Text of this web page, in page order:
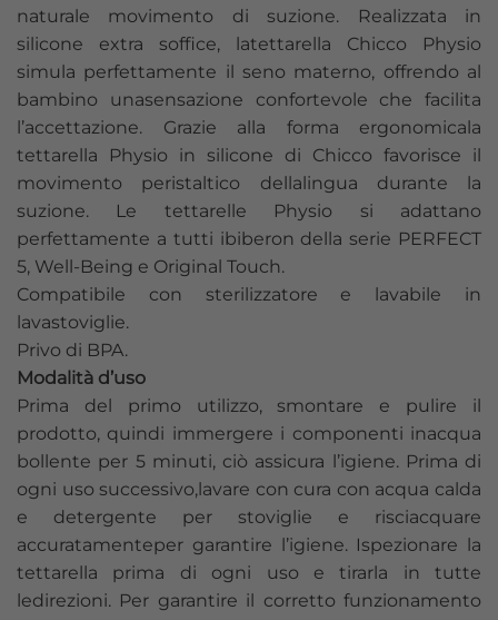
naturale movimento di suzione. Realizzata in
silicone extra soffice, latettarella Chicco Physio
simula perfettamente il seno materno, offrendo al
bambino unasensazione confortevole che facilita
l’accettazione. Grazie alla forma ergonomicala
tettarella Physio in silicone di Chicco favorisce il
movimento peristaltico dellalingua durante la
suzione. Le tettarelle Physio si adattano
perfettamente a tutti ibiberon della serie PERFECT
5, Well-Being e Original Touch.
Compatibile con sterilizzatore e lavabile in
lavastoviglie.
Privo di BPA.
Modalità d’uso
Prima del primo utilizzo, smontare e pulire il
prodotto, quindi immergere i componenti inacqua
bollente per 5 minuti, ciò assicura l’igiene. Prima di
ogni uso successivo,lavare con cura con acqua calda
e detergente per stoviglie e risciacquare
accuratamenteper garantire l’igiene. Ispezionare la
tettarella prima di ogni uso e tirarla in tutte
ledirezioni. Per garantire il corretto funzionamento